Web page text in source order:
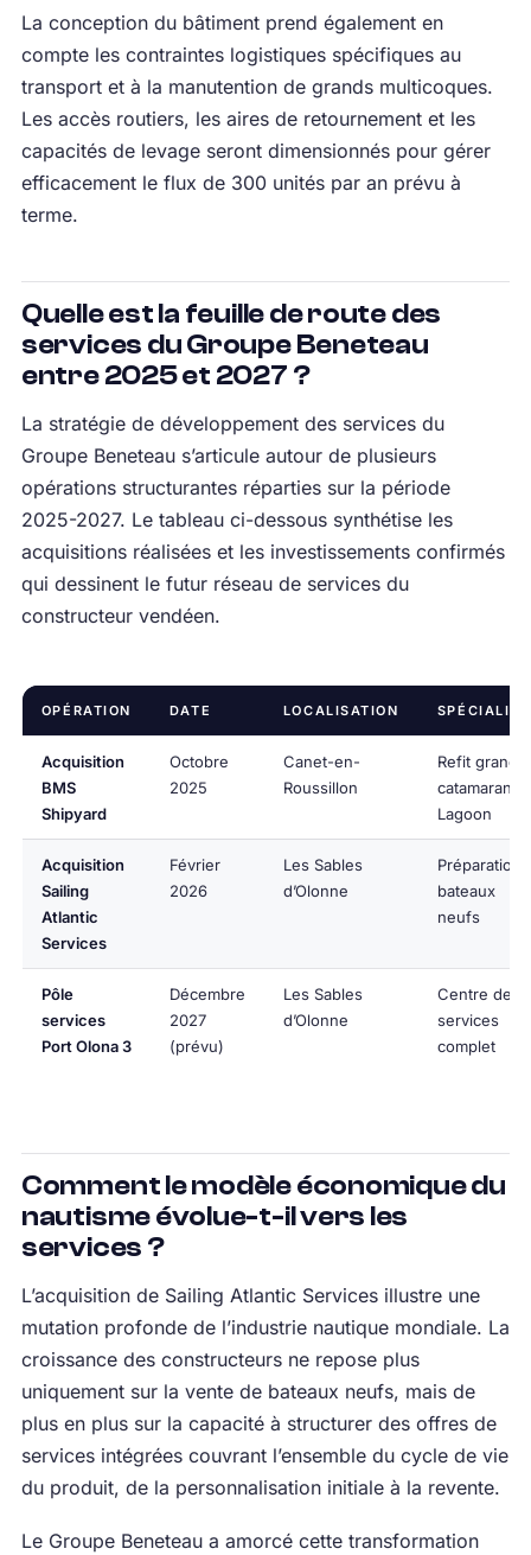
La conception du bâtiment prend également en
compte les contraintes logistiques spécifiques au
transport et à la manutention de grands multicoques.
Les accès routiers, les aires de retournement et les
capacités de levage seront dimensionnés pour gérer
efficacement le flux de 300 unités par an prévu à
terme.
Quelle est la feuille de route des
services du Groupe Beneteau
entre 2025 et 2027 ?
La stratégie de développement des services du
Groupe Beneteau s’articule autour de plusieurs
opérations structurantes réparties sur la période
2025-2027. Le tableau ci-dessous synthétise les
acquisitions réalisées et les investissements confirmés
qui dessinent le futur réseau de services du
constructeur vendéen.
OPÉRATION DATE LOCALISATION SPÉCIALITÉ
Acquisition
BMS
Shipyard
Octobre
2025
Canet-en-
Roussillon
Refit grands
catamarans
Lagoon
Acquisition
Sailing
Atlantic
Services
Février
2026
Les Sables
d’Olonne
Préparation
bateaux
neufs
Pôle
services
Port Olona 3
Décembre
2027
(prévu)
Les Sables
d’Olonne
Centre de
services
complet
Comment le modèle économique du
nautisme évolue-t-il vers les
services ?
L’acquisition de Sailing Atlantic Services illustre une
mutation profonde de l’industrie nautique mondiale. La
croissance des constructeurs ne repose plus
uniquement sur la vente de bateaux neufs, mais de
plus en plus sur la capacité à structurer des offres de
services intégrées couvrant l’ensemble du cycle de vie
du produit, de la personnalisation initiale à la revente.
Le Groupe Beneteau a amorcé cette transformation